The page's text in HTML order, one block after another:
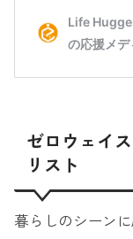
ゼロウェイ
リスト
暮らしのシーン